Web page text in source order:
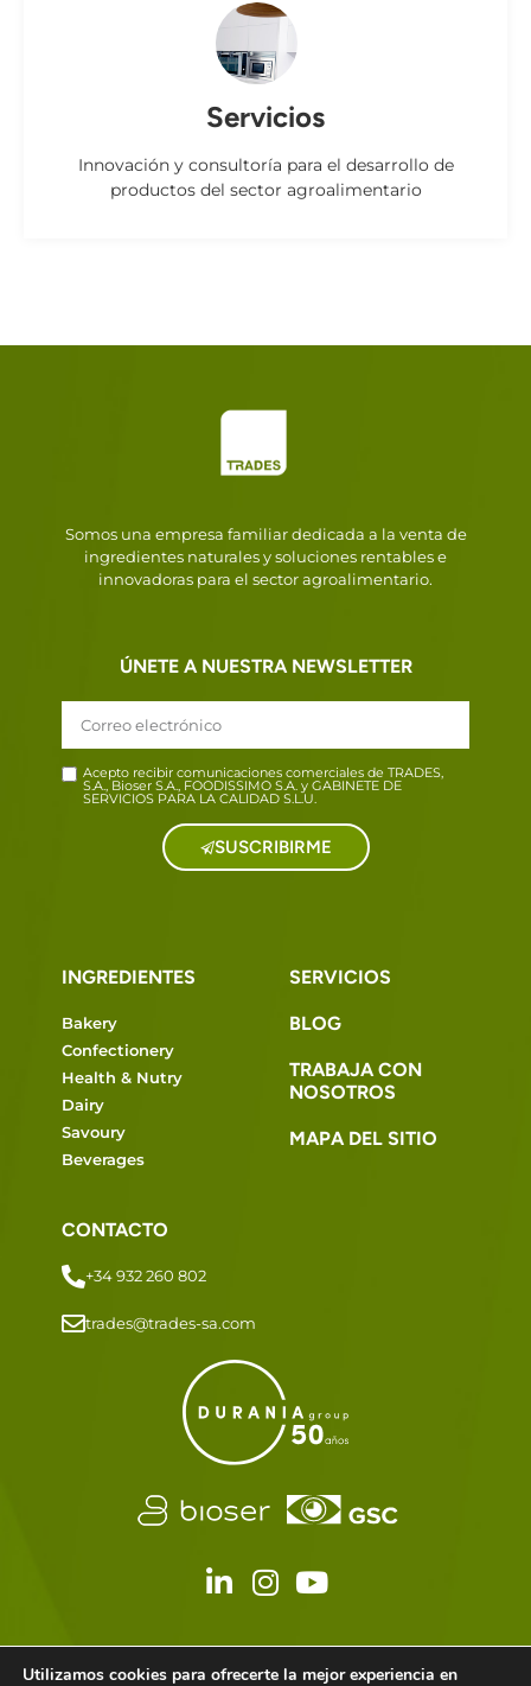
Servicios
Innovación y consultoría para el desarrollo de
productos del sector agroalimentario
Somos una empresa familiar dedicada a la venta de
ingredientes naturales y soluciones rentables e
innovadoras para el sector agroalimentario.
INGREDIENTES
Bakery
Confectionery
Health & Nutry
Dairy
Savoury
Beverages
CONTACTO
+34 932 260 802
trades@trades-sa.com
SERVICIOS
BLOG
TRABAJA CON
NOSOTROS
MAPA DEL SITIO
ÚNETE A NUESTRA NEWSLETTER
Acepto recibir comunicaciones comerciales de TRADES,
S.A., Bioser S.A., FOODISSIMO S.A. y GABINETE DE
SERVICIOS PARA LA CALIDAD S.L.U.
SUSCRIBIRME
Utilizamos cookies para ofrecerte la mejor experiencia en